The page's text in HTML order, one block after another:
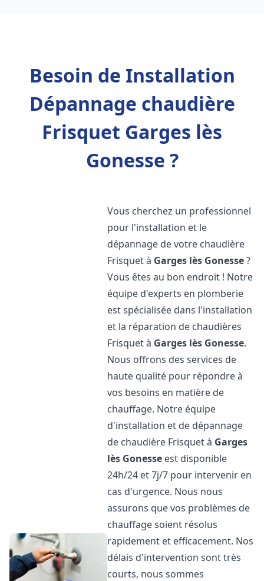
Besoin de Installation
Dépannage chaudière
Frisquet Garges lès
Gonesse ?
Vous cherchez un professionnel
pour l'installation et le
dépannage de votre chaudière
Frisquet à Garges lès Gonesse?
Vous êtes au bon endroit ! Notre
équipe d'experts en plomberie
est spécialisée dans l'installation
et la réparation de chaudières
Frisquet à Garges lès Gonesse.
Nous offrons des services de
haute qualité pour répondre à
vos besoins en matière de
chauffage. Notre équipe
d'installation et de dépannage
de chaudière Frisquet à Garges
lès Gonesse est disponible
24h/24 et 7j/7 pour intervenir en
cas d'urgence. Nous nous
assurons que vos problèmes de
chauffage soient résolus
rapidement et efficacement. Nos
délais d'intervention sont très
courts, nous sommes